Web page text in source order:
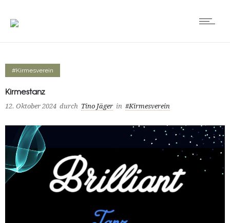
#Kirmesverein
Kirmestanz
12. Oktober 2024 durch Tino Jäger in #Kirmesverein